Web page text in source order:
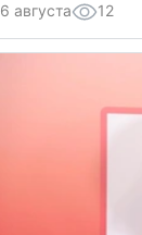
6 августа 12